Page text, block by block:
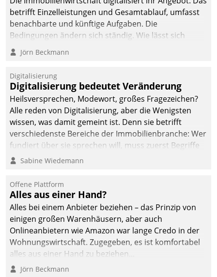
betrifft Einzelleistungen und Gesamtablauf, umfasst
benachbarte und künftige Aufgaben. Die
Bedingungen ändern sich ständig. Wie lässt sich
technisch die Kontrolle wahren und zugleich Freiraum
fürs Wachsen öffnen?
Jörn Beckmann
Digitalisierung
Digitalisierung bedeutet Veränderung
Heilsversprechen, Modewort, großes Fragezeichen?
Alle reden von Digitalisierung, aber die Wenigsten
wissen, was damit gemeint ist. Denn sie betrifft
verschiedenste Bereiche der Immobilienbranche: Wer
fundiert über sie sprechen will, muss zuerst Begriffe
klären. Ein Aspekt ist die betriebliche Optimierung:
Einsparungen durch optimierte und automatisierte
Prozesse. Doch man darf nicht zu viel erwarten: Allein
mit der Einführung einer neuen Software ist es nicht
getan. Die Digitalisierung erfordert von Unternehmen
die Bereitschaft, sich zu überprüfen, zu hinterfragen
und zu verändern.
Sabine Wiedemann
Offene Plattform
Alles aus einer Hand?
Alles bei einem Anbieter beziehen – das Prinzip von
einigen großen Warenhäusern, aber auch
Onlineanbietern wie Amazon war lange Credo in der
Wohnungswirtschaft. Zugegeben, es ist komfortabel
alles aus einer Hand zu beziehen...
Jörn Beckmann